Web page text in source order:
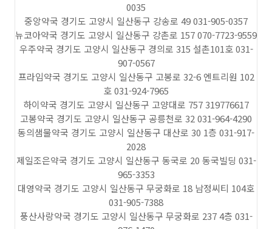
0035
중앙약국 경기도 고양시 일산동구 강송로 49 031-905-0357
뉴코아약국 경기도 고양시 일산동구 강촌로 157 070-7723-9559
우주약국 경기도 고양시 일산동구 경의로 315 설촌101호 031-
907-0567
프라임약국 경기도 고양시 일산동구 고봉로 32-6 엔트리원 102
호 031-924-7965
하이약국 경기도 고양시 일산동구 고양대로 757 319776617
고봉약국 경기도 고양시 일산동구 공릉천로 32 031-964-4290
동의샘물약국 경기도 고양시 일산동구 대산로 30 1층 031-917-
2028
제일조은약국 경기도 고양시 일산동구 동국로 20 동국빌딩 031-
965-3353
대영약국 경기도 고양시 일산동구 무궁화로 18 남정씨티 104호
031-905-7388
풍산사랑약국 경기도 고양시 일산동구 무궁화로 237 4층 031-